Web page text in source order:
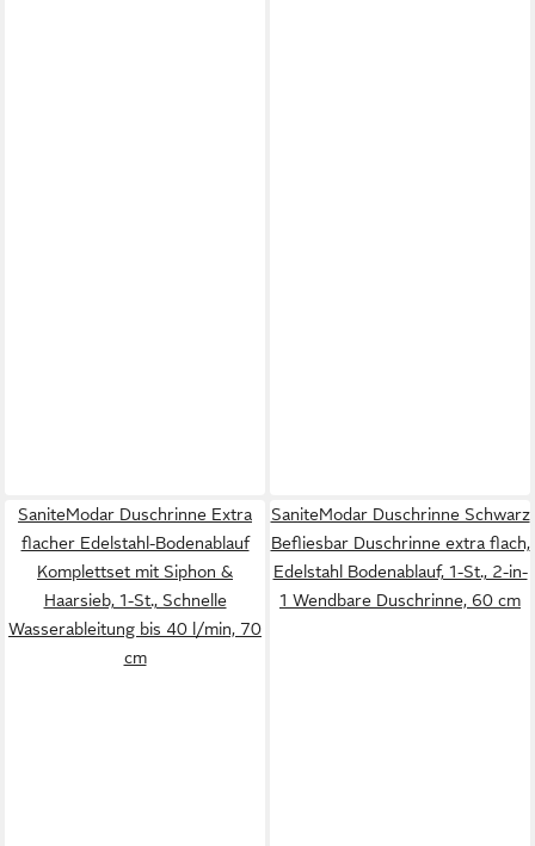
SaniteModar Duschrinne Extra
flacher Edelstahl-Bodenablauf
Komplettset mit Siphon &
Haarsieb, 1-St., Schnelle
Wasserableitung bis 40 l/min, 70
cm
SaniteModar Duschrinne Schwarz
Befliesbar Duschrinne extra flach,
Edelstahl Bodenablauf, 1-St., 2-in-
1 Wendbare Duschrinne, 60 cm